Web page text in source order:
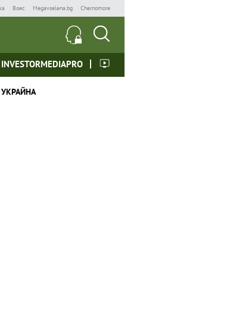
Boec Megavselena.bg Chernomore
INVESTORMEDIAPRO